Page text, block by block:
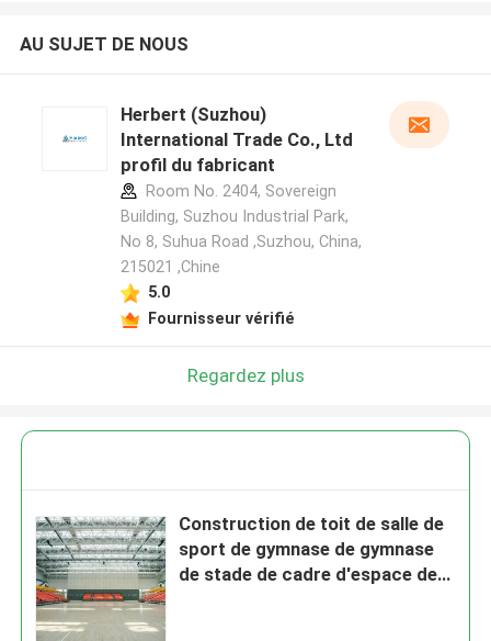
AU SUJET DE NOUS
Herbert (Suzhou)
International Trade Co., Ltd
profil du fabricant
Room No. 2404, Sovereign
Building, Suzhou Industrial Park,
No 8, Suhua Road ,Suzhou, China,
215021 ,Chine
5.0
Fournisseur vérifié
Regardez plus
Construction de toit de salle de
sport de gymnase de gymnase
de stade de cadre d'espace de